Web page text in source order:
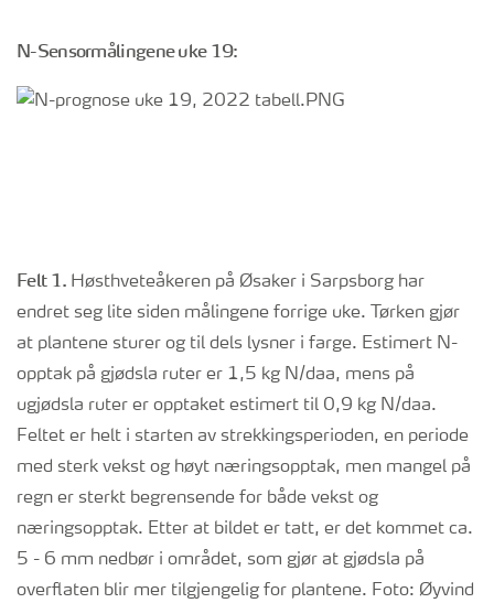
N-Sensormålingene uke 19:
Felt 1. Høsthveteåkeren på Øsaker i Sarpsborg har
endret seg lite siden målingene forrige uke. Tørken gjør
at plantene sturer og til dels lysner i farge. Estimert N-
opptak på gjødsla ruter er 1,5 kg N/daa, mens på
ugjødsla ruter er opptaket estimert til 0,9 kg N/daa.
Feltet er helt i starten av strekkingsperioden, en periode
med sterk vekst og høyt næringsopptak, men mangel på
regn er sterkt begrensende for både vekst og
næringsopptak. Etter at bildet er tatt, er det kommet ca.
5 - 6 mm nedbør i området, som gjør at gjødsla på
overflaten blir mer tilgjengelig for plantene. Foto: Øyvind